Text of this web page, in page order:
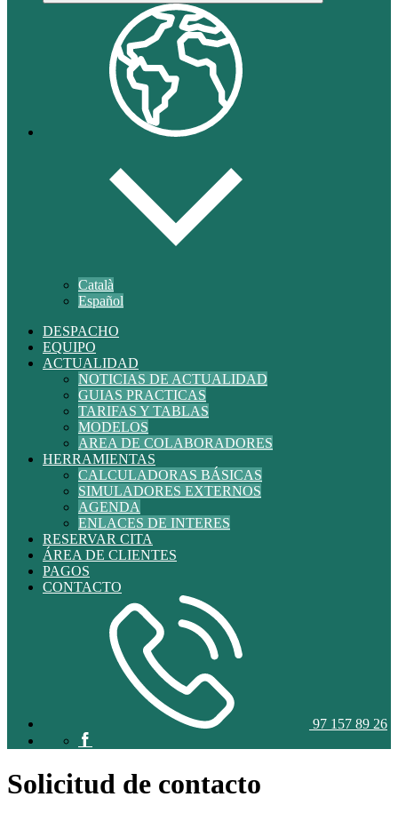
Català
Español
DESPACHO
EQUIPO
ACTUALIDAD
NOTICIAS DE ACTUALIDAD
GUIAS PRACTICAS
TARIFAS Y TABLAS
MODELOS
AREA DE COLABORADORES
HERRAMIENTAS
CALCULADORAS BÁSICAS
SIMULADORES EXTERNOS
AGENDA
ENLACES DE INTERES
RESERVAR CITA
ÁREA DE CLIENTES
PAGOS
CONTACTO
97 157 89 26
Solicitud de contacto